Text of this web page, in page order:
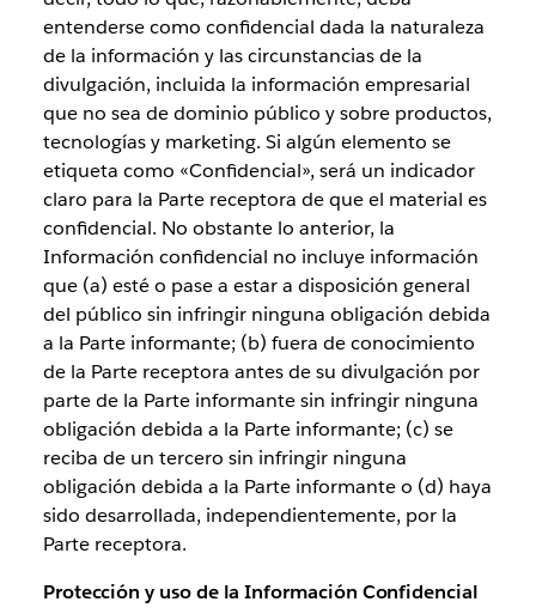
entenderse como confidencial dada la naturaleza
de la información y las circunstancias de la
divulgación, incluida la información empresarial
que no sea de dominio público y sobre productos,
tecnologías y marketing. Si algún elemento se
etiqueta como «Confidencial», será un indicador
claro para la Parte receptora de que el material es
confidencial. No obstante lo anterior, la
Información confidencial no incluye información
que (a) esté o pase a estar a disposición general
del público sin infringir ninguna obligación debida
a la Parte informante; (b) fuera de conocimiento
de la Parte receptora antes de su divulgación por
parte de la Parte informante sin infringir ninguna
obligación debida a la Parte informante; (c) se
reciba de un tercero sin infringir ninguna
obligación debida a la Parte informante o (d) haya
sido desarrollada, independientemente, por la
Parte receptora.
Protección y uso de la Información Confidencial